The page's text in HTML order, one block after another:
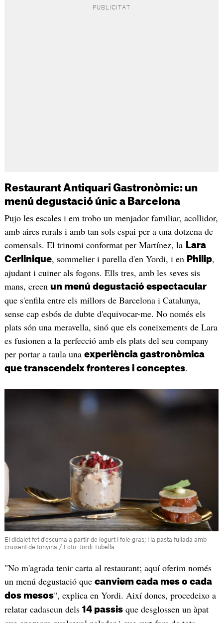
Restaurant Antiquari Gastronòmic: un
menú degustació únic a Barcelona
Pujo les escales i em trobo un menjador familiar, acollidor,
amb aires rurals i amb tan sols espai per a una dotzena de
comensals. El trinomi conformat per Martínez, la Lara
Cerlinique, sommelier i parella d'en Yordi, i en Philip,
ajudant i cuiner als fogons. Ells tres, amb les seves sis
mans, creen un menú degustació espectacular
que s'enfila entre els millors de Barcelona i Catalunya,
sense cap esbós de dubte d'equivocar-me. No només els
plats són una meravella, sinó que els coneixements de Lara
es fusionen a la perfecció amb els plats del seu company
per portar a taula una experiència gastronòmica
que transcendeix fronteres i conceptes.
El didalet fet d'escuma a partir de iogurt i foie gras; i la pasta fullada amb
cruixent de tonyina / Foto: Jordi Tubella
"No m'agrada tenir carta al restaurant; aquí oferim només
un menú degustació que canviem cada mes o cada
dos mesos", explica en Yordi. Així doncs, procedeixo a
relatar cadascun dels 14 passisque desglossen un àpat